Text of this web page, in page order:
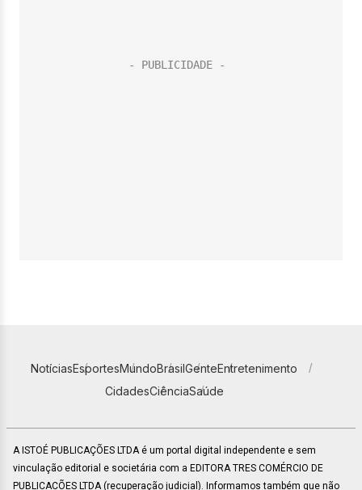
NotíciasEsportesMundoBrasilGenteEntretenimento
CidadesCiênciaSaúde
A ISTOÉ PUBLICAÇÕES LTDA é um portal digital independente e sem
vinculação editorial e societária com a EDITORA TRES COMÉRCIO DE
PUBLICACÕES LTDA (recuperação judicial). Informamos também que não